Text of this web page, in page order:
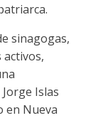
sinagogas,
Islas
en Nueva